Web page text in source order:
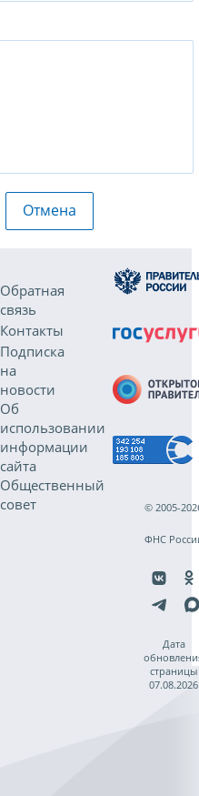
Отмена
Обратная
связь
Контакты
Подписка
на
новости
Об
использовании
информации
сайта
Общественный
совет
© 2005-
ФНС
Дата
страницы
07.08.2026